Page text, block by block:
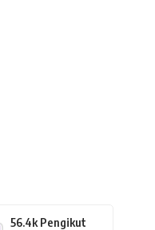
56.4k Pengikut